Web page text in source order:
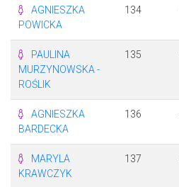
AGNIESZKA
POWICKA
134
PAULINA
MURZYNOWSKA -
ROŚLIK
135
AGNIESZKA
BARDECKA
136
MARYLA
KRAWCZYK
137